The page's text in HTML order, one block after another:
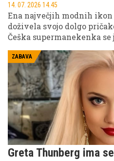
14. 07. 2026 14.45
Ena največjih modnih
doživela svojo dolgo
Češka supermanekenka
ZABAVA
Greta Thunberg ima